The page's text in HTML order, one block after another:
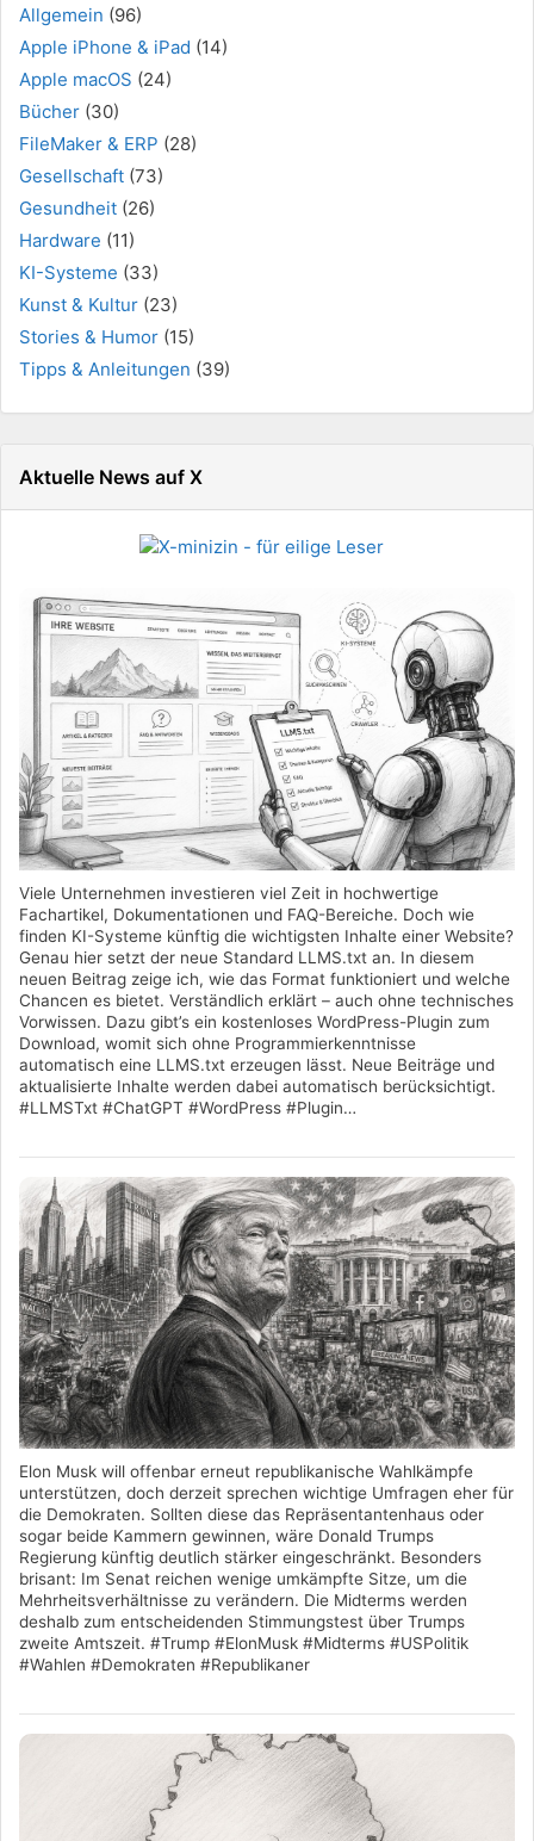
Allgemein (96)
Apple iPhone & iPad (14)
Apple macOS (24)
Bücher (30)
FileMaker & ERP (28)
Gesellschaft (73)
Gesundheit (26)
Hardware (11)
KI-Systeme (33)
Kunst & Kultur (23)
Stories & Humor (15)
Tipps & Anleitungen (39)
Aktuelle News auf X
Viele Unternehmen investieren viel Zeit in hochwertige
Fachartikel, Dokumentationen und FAQ-Bereiche. Doch wie
finden KI-Systeme künftig die wichtigsten Inhalte einer Website?
Genau hier setzt der neue Standard LLMS.txt an. In diesem
neuen Beitrag zeige ich, wie das Format funktioniert und welche
Chancen es bietet. Verständlich erklärt – auch ohne technisches
Vorwissen. Dazu gibt’s ein kostenloses WordPress-Plugin zum
Download, womit sich ohne Programmierkenntnisse
automatisch eine LLMS.txt erzeugen lässt. Neue Beiträge und
aktualisierte Inhalte werden dabei automatisch berücksichtigt.
#LLMSTxt #ChatGPT #WordPress #Plugin…
Elon Musk will offenbar erneut republikanische Wahlkämpfe
unterstützen, doch derzeit sprechen wichtige Umfragen eher für
die Demokraten. Sollten diese das Repräsentantenhaus oder
sogar beide Kammern gewinnen, wäre Donald Trumps
Regierung künftig deutlich stärker eingeschränkt. Besonders
brisant: Im Senat reichen wenige umkämpfte Sitze, um die
Mehrheitsverhältnisse zu verändern. Die Midterms werden
deshalb zum entscheidenden Stimmungstest über Trumps
zweite Amtszeit. #Trump #ElonMusk #Midterms #USPolitik
#Wahlen #Demokraten #Republikaner